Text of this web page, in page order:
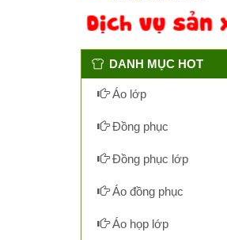
DANH MỤC HOT
Áo lớp
Đồng phục
Đồng phục lớp
Áo đồng phục
Áo họp lớp